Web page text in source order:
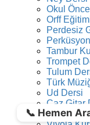
Okul
Orff
Perdesiz
Tambur
Trompet
Tulum
Türk
Ud Dersi
Caz Gitar
Video
📞 Hemen